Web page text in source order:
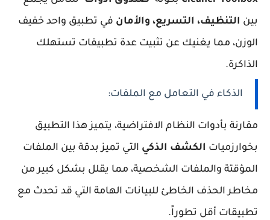
بين التنظيف، التسريع، والأمان في تطبيق واحد خفيف
الوزن، مما يغنيك عن تثبيت عدة تطبيقات تستهلك
الذاكرة.
الذكاء في التعامل مع الملفات:
مقارنة بأدوات النظام الافتراضية، يتميز هذا التطبيق
بخوارزميات الكشف الذكي التي تميز بدقة بين الملفات
المؤقتة والملفات الشخصية، مما يقلل بشكل كبير من
مخاطر الحذف الخاطئ للبيانات الهامة التي قد تحدث مع
تطبيقات أقل تطوراً.